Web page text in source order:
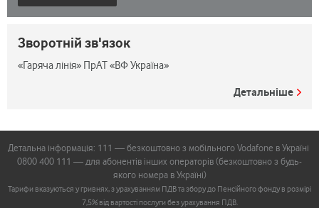
Зворотній зв'язок
«Гаряча лінія» ПрАТ «ВФ Україна»
Детальніше
Детальна інформація: 111 — безкоштовно з мобільного Vodafone в Україні
0800 400 111 — для абонентів інших операторів (безкоштовно з будь-
якого номера в Україні)
Тарифи вказуються у гривнях, з урахуванням ПДВ та збору до Пенсійного фонду в розмірі
7,5% від вартості послуги без урахування ПДВ.